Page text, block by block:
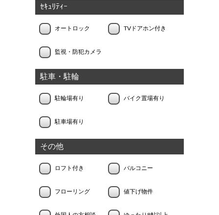
ｾｷｭﾘﾃｨｰ
オートロック TVドアホン付き
監視・防犯カメラ
駐車・駐輪
駐輪場有り バイク置場有り
駐車場有り
その他
ロフト付き バルコニー
フローリング 値下げ物件